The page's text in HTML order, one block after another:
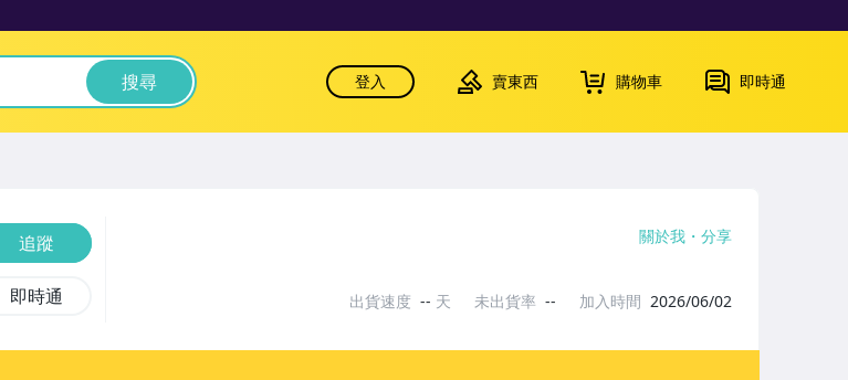
搜尋 登入 賣東西 購物車 即時通
追蹤
即時通
關於我 分享
出貨速度 -- 天 未出貨率 -- 加入時間 2026/06/02